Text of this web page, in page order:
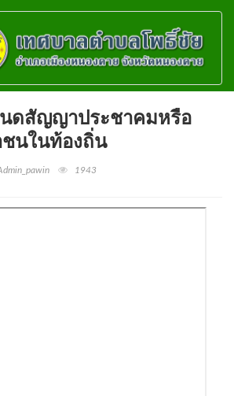
ดสัญญาประชาคมหรือ
ชนในท้องถิ่น
1943